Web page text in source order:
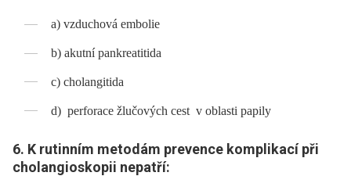
a) vzduchová embolie
b) akutní pankreatitida
c) cholangitida
d) perforace žlučových cest v oblasti papily
6. K rutinním metodám prevence komplikací při
cholangioskopii nepatří: